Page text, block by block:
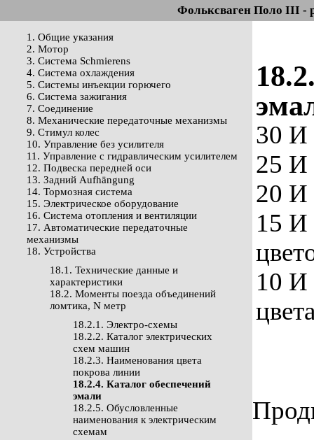
Фольксваген Поло III -
1. Общие указания
2. Мотор
3. Система Schmierens
4. Система охлаждения
5. Системы инъекции горючего
6. Система зажигания
7. Соединение
8. Механические передаточные механизмы
9. Стимул колес
10. Управление без усилителя
11. Управление с гидравлическим усилителем
12. Подвеска передней оси
13. Задний Aufhängung
14. Тормозная система
15. Электрическое оборудование
16. Система отопления и вентиляции
17. Автоматические передаточные
механизмы
18. Устройства
18.1. Технические данные и
характеристики
18.2. Моменты поезда объединений
ломтика, N метр
18.2.1. Электро-схемы
18.2.2. Каталог электрических
схем машин
18.2.3. Наименования цвета
покрова линии
18.2.4. Каталог обеспечений
эмали
18.2.5. Обусловленные
наименования к электрическим
схемам
30
25
20
15
10 И